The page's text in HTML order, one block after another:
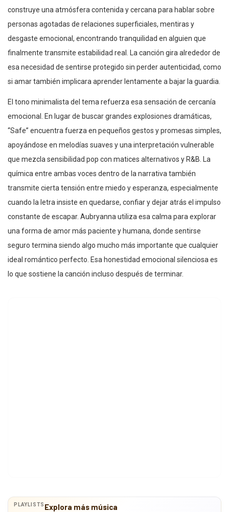
construye una atmósfera contenida y cercana para hablar sobre
personas agotadas de relaciones superficiales, mentiras y
desgaste emocional, encontrando tranquilidad en alguien que
finalmente transmite estabilidad real. La canción gira alrededor de
esa necesidad de sentirse protegido sin perder autenticidad, como
si amar también implicara aprender lentamente a bajar la guardia.
El tono minimalista del tema refuerza esa sensación de cercanía
emocional. En lugar de buscar grandes explosiones dramáticas,
“Safe” encuentra fuerza en pequeños gestos y promesas simples,
apoyándose en melodías suaves y una interpretación vulnerable
que mezcla sensibilidad pop con matices alternativos y R&B. La
química entre ambas voces dentro de la narrativa también
transmite cierta tensión entre miedo y esperanza, especialmente
cuando la letra insiste en quedarse, confiar y dejar atrás el impulso
constante de escapar. Aubryanna utiliza esa calma para explorar
una forma de amor más paciente y humana, donde sentirse
seguro termina siendo algo mucho más importante que cualquier
ideal romántico perfecto. Esa honestidad emocional silenciosa es
lo que sostiene la canción incluso después de terminar.
PLAYLISTS Explora más música